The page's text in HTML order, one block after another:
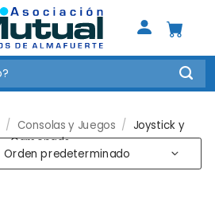
/ Consolas y Juegos / Joystick y
Gamepads